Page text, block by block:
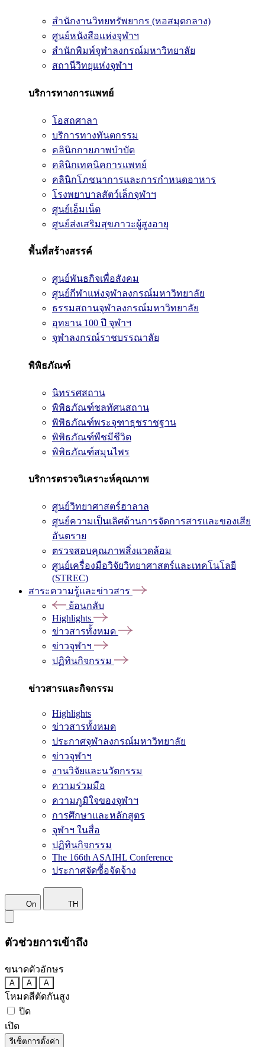
สำนักงานวิทยทรัพยากร (หอสมุดกลาง)
ศูนย์หนังสือแห่งจุฬาฯ
สำนักพิมพ์จุฬาลงกรณ์มหาวิทยาลัย
สถานีวิทยุแห่งจุฬาฯ
บริการทางการแพทย์
โอสถศาลา
บริการทางทันตกรรม
คลินิกกายภาพบำบัด
คลินิกเทคนิคการแพทย์
คลินิกโภชนาการและการกำหนดอาหาร
โรงพยาบาลสัตว์เล็กจุฬาฯ
ศูนย์เอ็มเน็ต
ศูนย์ส่งเสริมสุขภาวะผู้สูงอายุ
พื้นที่สร้างสรรค์
ศูนย์พันธกิจเพื่อสังคม
ศูนย์กีฬาแห่งจุฬาลงกรณ์มหาวิทยาลัย
ธรรมสถานจุฬาลงกรณ์มหาวิทยาลัย
อุทยาน 100 ปี จุฬาฯ
จุฬาลงกรณ์ราชบรรณาลัย
พิพิธภัณฑ์
นิทรรศสถาน
พิพิธภัณฑ์ชลทัศนสถาน
พิพิธภัณฑ์พระจุฑาธุชราชฐาน
พิพิธภัณฑ์พืชมีชีวิต
พิพิธภัณฑ์สมุนไพร
บริการตรวจวิเคราะห์คุณภาพ
ศูนย์วิทยาศาสตร์ฮาลาล
ศูนย์ความเป็นเลิศด้านการจัดการสารและของเสีย
อันตราย
ตรวจสอบคุณภาพสิ่งแวดล้อม
ศูนย์เครื่องมือวิจัยวิทยาศาสตร์และเทคโนโลยี
(STREC)
สาระความรู้และข่าวสาร
ย้อนกลับ
Highlights
ข่าวสารทั้งหมด
ข่าวจุฬาฯ
ปฏิทินกิจกรรม
ข่าวสารและกิจกรรม
Highlights
ข่าวสารทั้งหมด
ประกาศจุฬาลงกรณ์มหาวิทยาลัย
ข่าวจุฬาฯ
งานวิจัยและนวัตกรรม
ความร่วมมือ
ความภูมิใจของจุฬาฯ
การศึกษาและหลักสูตร
จุฬาฯ ในสื่อ
ปฏิทินกิจกรรม
The 166th ASAIHL Conference
ประกาศจัดซื้อจัดจ้าง
On TH
ตัวช่วยการเข้าถึง
ขนาดตัวอักษร
A A A
โหมดสีตัดกันสูง
ปิด
เปิด
รีเซ็ตการตั้งค่า